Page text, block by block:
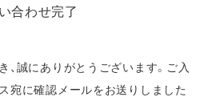
合わせ完了
誠にありがとうございます。 ご入
宛に確認メールをお送りしました